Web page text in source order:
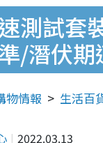
速測試
/潛伏期
物情報 生活百
2022.03.13